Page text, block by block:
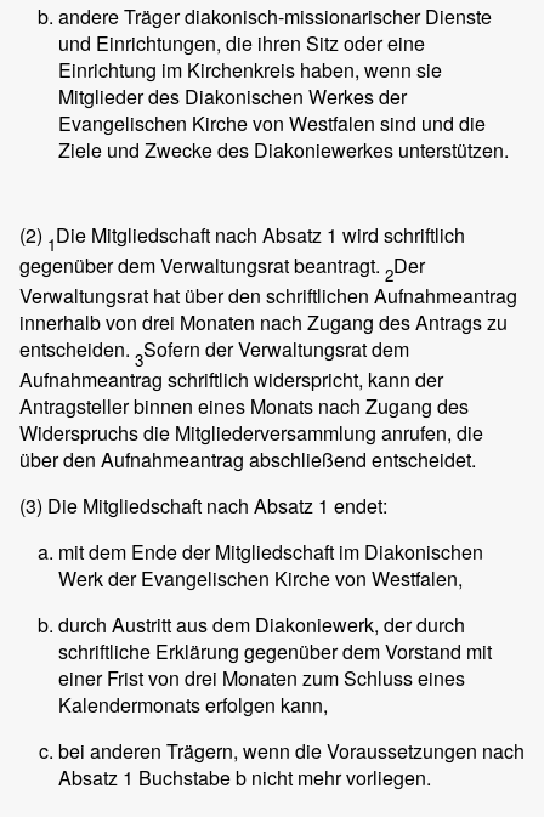
andere Träger diakonisch-missionarischer Dienste
und Einrichtungen, die ihren Sitz oder eine
Einrichtung im Kirchenkreis haben, wenn sie
Mitglieder des Diakonischen Werkes der
Evangelischen Kirche von Westfalen sind und die
Ziele und Zwecke des Diakoniewerkes unterstützen.
(2) 1Die Mitgliedschaft nach Absatz 1 wird schriftlich
gegenüber dem Verwaltungsrat beantragt. 2Der
Verwaltungsrat hat über den schriftlichen Aufnahmeantrag
innerhalb von drei Monaten nach Zugang des Antrags zu
entscheiden. 3Sofern der Verwaltungsrat dem
Aufnahmeantrag schriftlich widerspricht, kann der
Antragsteller binnen eines Monats nach Zugang des
Widerspruchs die Mitgliederversammlung anrufen, die
über den Aufnahmeantrag abschließend entscheidet.
(3) Die Mitgliedschaft nach Absatz 1 endet:
mit dem Ende der Mitgliedschaft im Diakonischen
Werk der Evangelischen Kirche von Westfalen,
durch Austritt aus dem Diakoniewerk, der durch
schriftliche Erklärung gegenüber dem Vorstand mit
einer Frist von drei Monaten zum Schluss eines
Kalendermonats erfolgen kann,
bei anderen Trägern, wenn die Voraussetzungen nach
Absatz 1 Buchstabe b nicht mehr vorliegen.